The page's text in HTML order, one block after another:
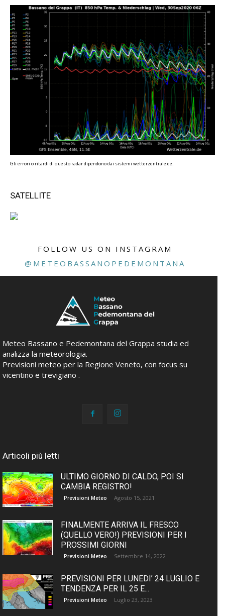
Gli errori o ritardi di questo radar dipendono dai sistemi wetterzentrale.de.
SATELLITE
FOLLOW US ON INSTAGRAM
@METEOBASSANOPEDEMONTANA
Meteo Bassano e Pedemontana del Grappa studia ed
analizza la meteorologia.
Previsioni meteo per la Regione Veneto, con focus su
vicentino e trevigiano .
Articoli più letti
ULTIMO GIORNO DI CALDO, POI SI
CAMBIA REGISTRO!
Previsioni Meteo Agosto 15, 2021
FINALMENTE ARRIVA IL FRESCO
(QUELLO VERO!) PREVISIONI PER I
PROSSIMI GIORNI
Previsioni Meteo Settembre 14, 2022
PREVISIONI PER LUNEDI’ 24 LUGLIO E
TENDENZA PER IL 25 E...
Previsioni Meteo Luglio 23, 2023